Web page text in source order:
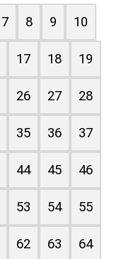
7 8 9 10
17 18 19
26 27 28
35 36 37
44 45 46
53 54 55
62 63 64